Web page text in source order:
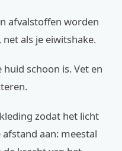
afvalstoffen worden
als je eiwitshake.
schoon is. Vet en
zodat het licht
aan: meestal